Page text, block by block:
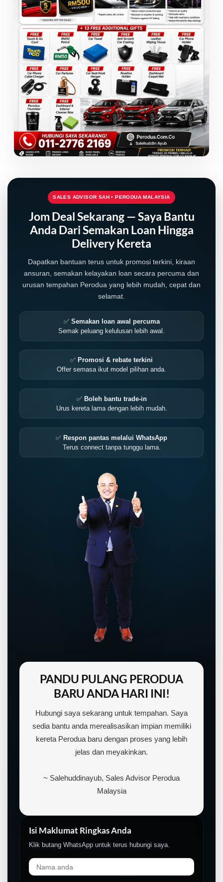
SALES ADVISOR SAH • PERODUA MALAYSIA
Jom Deal Sekarang — Saya Bantu
Anda Dari Semakan Loan Hingga
Delivery Kereta
Dapatkan bantuan terus untuk promosi terkini, kiraan
ansuran, semakan kelayakan loan secara percuma dan
urusan tempahan Perodua yang lebih mudah, cepat dan
selamat.
✅ Semakan loan awal percuma
Semak peluang kelulusan lebih awal.
✅ Promosi & rebate terkini
Offer semasa ikut model pilihan anda.
✅ Boleh bantu trade-in
Urus kereta lama dengan lebih mudah.
✅ Respon pantas melalui WhatsApp
Terus connect tanpa tunggu lama.
PANDU PULANG PERODUA
BARU ANDA HARI INI!
Hubungi saya sekarang untuk tempahan. Saya
sedia bantu anda merealisasikan impian memiliki
kereta Perodua baru dengan proses yang lebih
jelas dan meyakinkan.
~ Salehuddinayub, Sales Advisor Perodua
Malaysia
Isi Maklumat Ringkas Anda
Klik butang WhatsApp untuk terus hubungi saya.